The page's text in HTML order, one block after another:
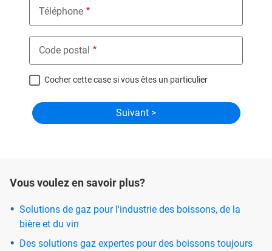
Téléphone
Code postal
Cocher cette case si vous êtes un particulier
Vous voulez en savoir plus?
Solutions de gaz pour l'industrie des boissons, de la
bière et du vin
Des solutions gaz expertes pour des boissons toujours